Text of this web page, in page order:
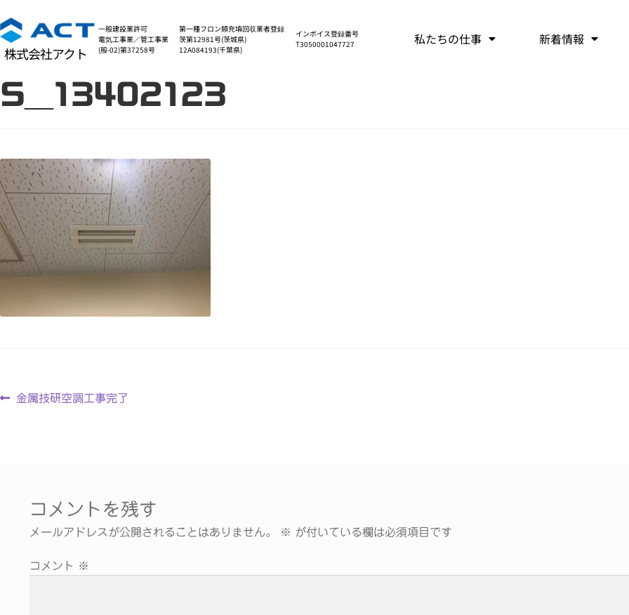
株式会社アクト
一般建設業許可
電気工事業／管工事業
(般-02)第37258号
第一種フロン類充填回収業者登録
茨第12981号(茨城県)
12A084193(千葉県)
インボイス登録番号
T3050001047727
私たちの仕事 新着情報
S__13402123
金属技研空調工事完了
コメントを残す
メールアドレスが公開されることはありません。 ※ が付いている欄は必須項目です
コメント ※